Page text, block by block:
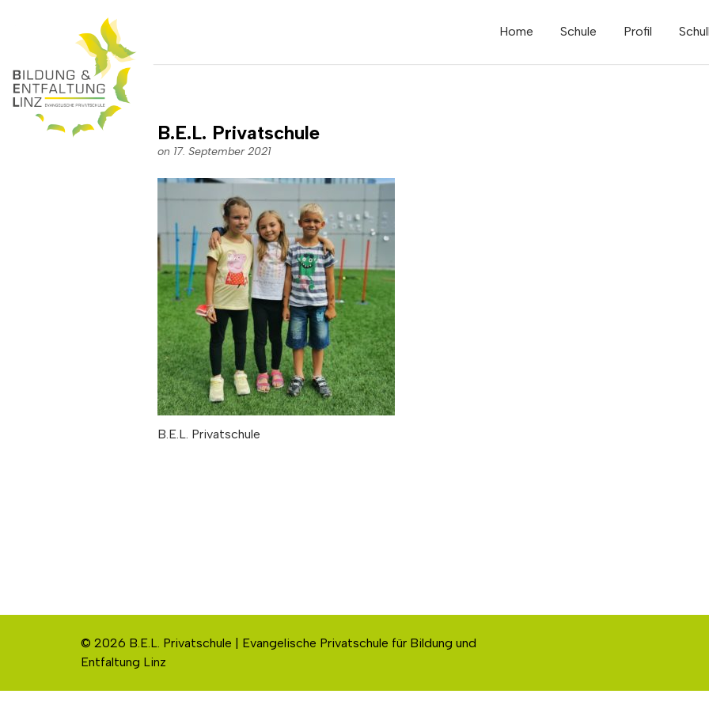
Home Schule Profil
B.E.L. Privatschule
on 17. September 2021
B.E.L. Privatschule
© 2026 B.E.L. Privatschule | Evangelische Privatschule für Bildung und
Entfaltung Linz